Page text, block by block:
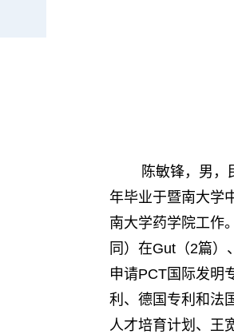
陈敏锋，男，民
年毕业于暨南大学
南大学药学院工作
同）在Gut （2篇）、
申请PCT国际发明
利、德国专利和 法
人才培育计划、王